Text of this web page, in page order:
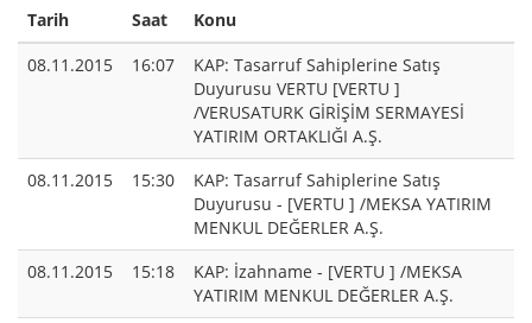
Tarih
Saat
Konu
08.11.2015
16:07
KAP: Tasarruf Sahiplerine Satış
Duyurusu VERTU [VERTU ]
/VERUSATURK GİRİŞİM SERMAYESİ
YATIRIM ORTAKLIĞI A.Ş.
08.11.2015
15:30
KAP: Tasarruf Sahiplerine Satış
Duyurusu - [VERTU ] /MEKSA YATIRIM
MENKUL DEĞERLER A.Ş.
08.11.2015
15:18
KAP: İzahname - [VERTU ] /MEKSA
YATIRIM MENKUL DEĞERLER A.Ş.